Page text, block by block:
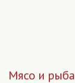
Мясо и рыба